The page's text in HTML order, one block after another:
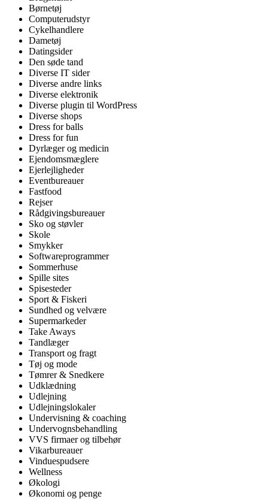
Børnetøj
Computerudstyr
Cykelhandlere
Dametøj
Datingsider
Den søde tand
Diverse IT sider
Diverse andre links
Diverse elektronik
Diverse plugin til WordPress
Diverse shops
Dress for balls
Dress for fun
Dyrlæger og medicin
Ejendomsmæglere
Ejerlejligheder
Eventbureauer
Fastfood
Rejser
Rådgivingsbureauer
Sko og støvler
Skole
Smykker
Softwareprogrammer
Sommerhuse
Spille sites
Spisesteder
Sport & Fiskeri
Sundhed og velvære
Supermarkeder
Take Aways
Tandlæger
Transport og fragt
Tøj og mode
Tømrer & Snedkere
Udklædning
Udlejning
Udlejningslokaler
Undervisning & coaching
Undervognsbehandling
VVS firmaer og tilbehør
Vikarbureauer
Vinduespudsere
Wellness
Økologi
Økonomi og penge